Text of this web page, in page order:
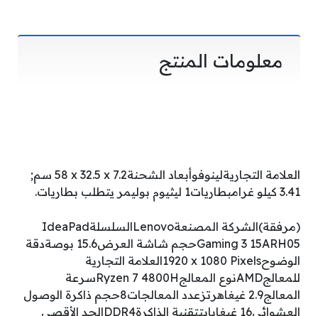
معلومات المنتج
العلامة التجارية‎لينوفوأبعاد الشحنة‎58 x 32.5 x 7.2 سم;
3.41 كيلو غرامبطاريات‎1 ليثيوم بوليمر يتطلب بطاريات.
(مرفقة)الشركة المصنعة‎Lenovoالسلسلة‎IdeaPad
Gaming 3 15ARH05حجم شاشة العرض‎15.6 بوصةدقة
الوضوح‎1920 x 1080 Pixelsالعلامة التجارية
للمعالج‎AMDنوع المعالج‎Ryzen 7 4800Hسرعة
المعالج‎2.9 غيغاهرتزعدد المعالجات‎8حجم ذاكرة الوصول
العشوائي‎16 غيغابايتتقنية الذاكرة‎DDR4الحد الأقصى